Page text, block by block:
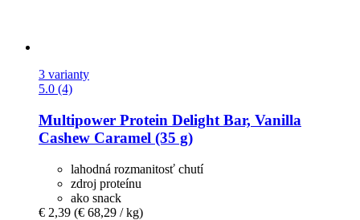
3 varianty
5.0 (4)
Multipower Protein Delight Bar, Vanilla
Cashew Caramel (35 g)
lahodná rozmanitosť chutí
zdroj proteínu
ako snack
€ 2,39 (€ 68,29 / kg)